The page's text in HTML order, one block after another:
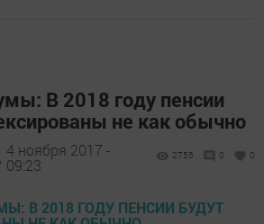
В 2018 году пенсии
не как обычно
4 ноября 2017 -
09:23
2755 0 0